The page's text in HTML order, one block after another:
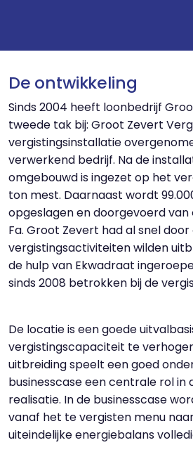
De ontwikkeling
Sinds 2004 heeft loonbedrijf
tweede tak bij: Groot Zevert
vergistingsinstallatie
verwerkend bedrijf. Na de
omgebouwd is ingezet op het
ton mest. Daarnaast wordt
opgeslagen en doorgevoerd van
Fa. Groot Zevert had al snel
vergistingsactiviteiten wilden
de hulp van Ekwadraat
sinds 2008 betrokken bij de
De locatie is een goede
vergistingscapaciteit te
uitbreiding speelt een goed
businesscase een centrale rol in
realisatie. In de businesscase
vanaf het te vergisten menu
uiteindelijke energiebalans